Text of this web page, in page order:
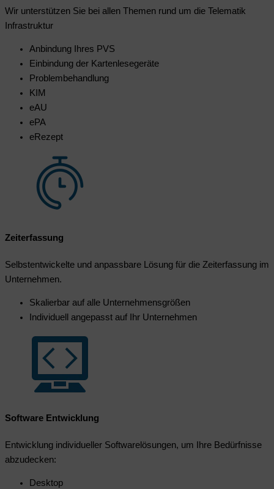
Wir unterstützen Sie bei allen Themen rund um die Telematik
Infrastruktur
Anbindung Ihres PVS
Einbindung der Kartenlesegeräte
Problembehandlung
KIM
eAU
ePA
eRezept
Zeiterfassung
Selbstentwickelte und anpassbare Lösung für die Zeiterfassung im
Unternehmen.
Skalierbar auf alle Unternehmensgrößen
Individuell angepasst auf Ihr Unternehmen
Software Entwicklung
Entwicklung individueller Softwarelösungen, um Ihre Bedürfnisse
abzudecken:
Desktop